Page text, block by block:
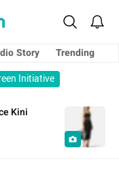
Story
Trending
Initiative
Kini